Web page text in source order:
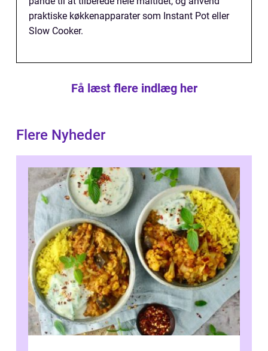
praktiske køkkenapparater som Instant Pot eller
Slow Cooker.
Få læst flere indlæg her
Flere Nyheder